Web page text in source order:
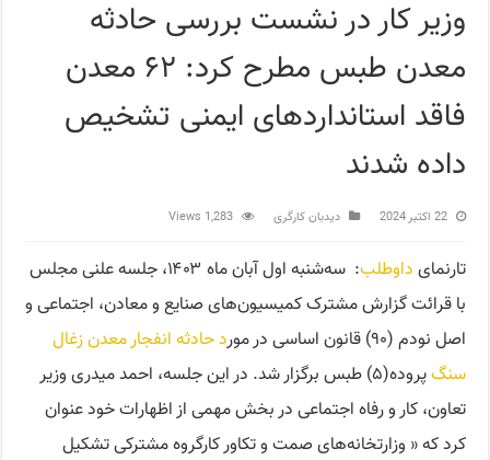
وزیر کار در نشست بررسی حادثه
معدن طبس مطرح کرد: ۶۲ معدن
فاقد استانداردهای ایمنی تشخیص
داده شدند
22 اکتبر 2024 دید‌بان کارگری 1,283 Views
تارنمای داوطلب
: سه‌شنبه اول آبان ماه ۱۴۰۳، جلسه علنی مجلس
با قرائت گزارش مشترک کمیسیون‌های صنایع و معادن، اجتماعی و
اصل نودم (۹۰) قانون اساسی در مور
د حادثه انفجار معدن زغال
سنگ
پروده(۵) طبس برگزار شد. در این جلسه، احمد میدری وزیر
تعاون، کار و رفاه اجتماعی در بخش مهمی از اظهارات خود عنوان
کرد که « وزارتخانه‌های صمت و تکاور کارگروه مشترکی تشکیل